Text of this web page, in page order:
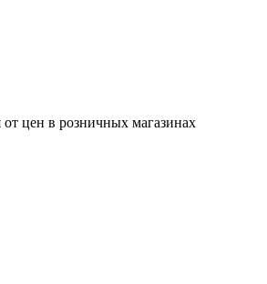
от цен в розничных магазинах